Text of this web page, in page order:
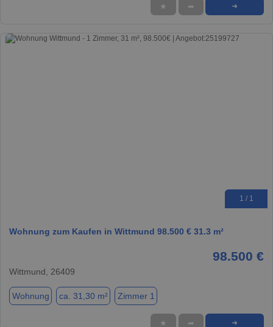
★ ➦ ➜
1 / 1
Wohnung zum Kaufen in Wittmund 98.500 € 31.3 m²
98.500 €
Wittmund, 26409
Wohnung ca. 31,30 m² Zimmer 1
★ ➦ ➜